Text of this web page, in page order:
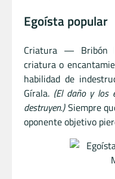
Egoísta popular
Criatura — Bribón
criatura o
habilidad de
Gírala. (El daño y los
destruyen.)Siempre
oponente objetivo